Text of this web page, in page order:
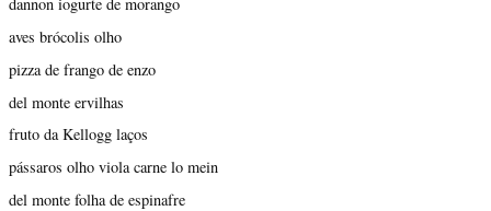
dannon iogurte de morango
aves brócolis olho
pizza de frango de enzo
del monte ervilhas
fruto da Kellogg laços
pássaros olho viola carne lo mein
del monte folha de espinafre